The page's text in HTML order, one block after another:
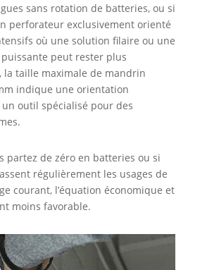
sans rotation de batteries, ou si
perforateur exclusivement orienté
où une solution filaire ou une
peut rester plus
la taille maximale de mandrin
indique une orientation
outil spécialisé pour des
partez de zéro en batteries ou si
régulièrement les usages de
courant, l’équation économique et
moins favorable.